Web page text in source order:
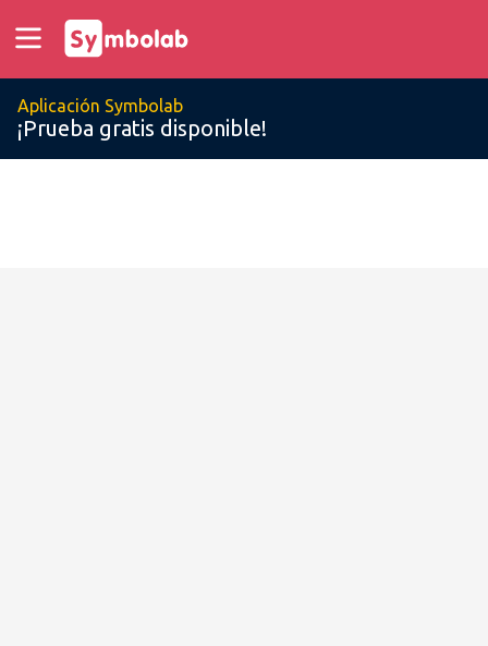
Aplicación Symbolab
¡Prueba gratis disponible!